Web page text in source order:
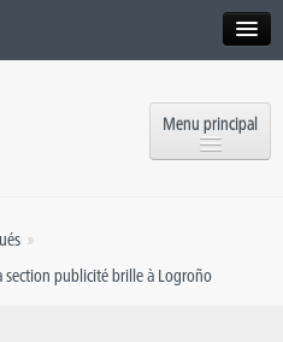
et Recherche
Menu principal
»
section publicité brille à Logroño